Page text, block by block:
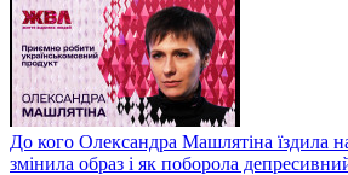
До кого Олександра Машлятіна їздила
змінила образ і як поборола